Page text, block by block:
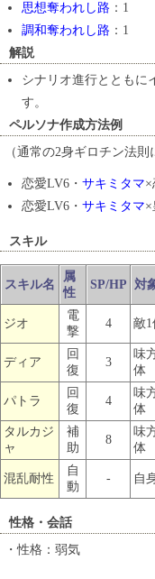
思想奪われし路 ：1
調和奪われし路 ：1
解説
シナリオ進行とともに
す。
ペルソナ作成方法例
（通常の2身ギロチン法則
恋愛LV6・ サキミタマ×
恋愛LV6・ サキミタマ×
スキル
スキル名
属
性
SP/HP 対
ジオ
電
撃
4 敵1
ディア
回
復
3
味
体
パトラ
回
復
4
味
体
タルカジ
ャ
補
助
8
味
体
混乱耐性
自
動
- 自
性格・会話
・性格：弱気